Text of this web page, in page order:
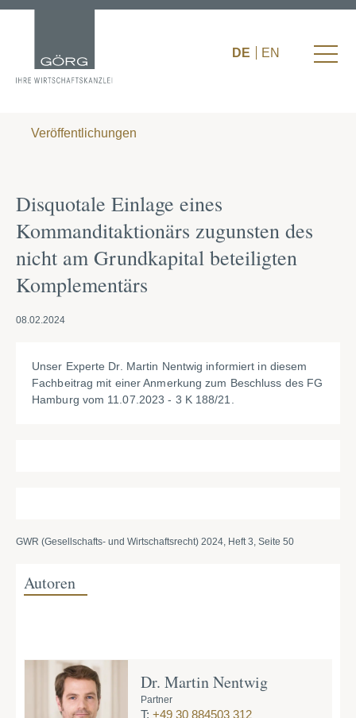
DE EN
Veröffentlichungen
Disquotale Einlage eines
Kommanditaktionärs zugunsten des
nicht am Grundkapital beteiligten
Komplementärs
08.02.2024
Unser Experte Dr. Martin Nentwig informiert in diesem
Fachbeitrag mit einer Anmerkung zum Beschluss des FG
Hamburg vom 11.07.2023 - 3 K 188/21.
GWR (Gesellschafts- und Wirtschaftsrecht) 2024, Heft 3, Seite 50
Autoren
Dr. Martin Nentwig
Partner
T: +49 30 884503 312